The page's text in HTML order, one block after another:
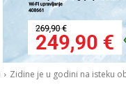
Zidine je u godini na isteku